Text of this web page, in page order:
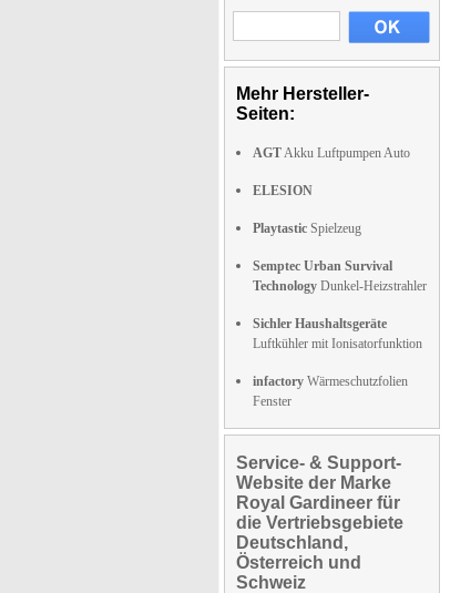
Mehr Hersteller-
Seiten:
AGTAkku Luftpumpen Auto
ELESION
Playtastic Spielzeug
Semptec Urban Survival
Technology Dunkel-Heizstrahler
Sichler Haushaltsgeräte
Luftkühler mit Ionisatorfunktion
infactory Wärmeschutzfolien
Fenster
Service- & Support-
Website der Marke
Royal Gardineer für
die Vertriebsgebiete
Deutschland,
Österreich und
Schweiz